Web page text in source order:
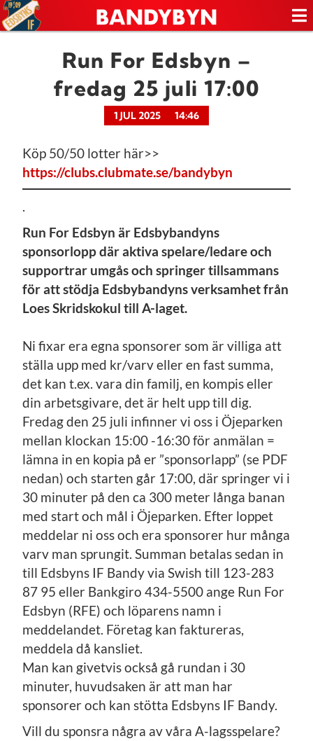
Run For Edsbyn –
fredag 25 juli 17:00
1 JUL 2025 14:46
Köp 50/50 lotter här>>
https://clubs.clubmate.se/bandybyn
.
Run For Edsbyn är Edsbybandyns
sponsorlopp där aktiva spelare/ledare och
supportrar umgås och springer tillsammans
för att stödja Edsbybandyns verksamhet från
Loes Skridskokul till A-laget.
Ni fixar era egna sponsorer som är villiga att
ställa upp med kr/varv eller en fast summa,
det kan t.ex. vara din familj, en kompis eller
din arbetsgivare, det är helt upp till dig.
Fredag den 25 juli infinner vi oss i Öjeparken
mellan klockan 15:00 -16:30 för anmälan =
lämna in en kopia på er ”sponsorlapp” (se PDF
nedan) och starten går 17:00, där springer vi i
30 minuter på den ca 300 meter långa banan
med start och mål i Öjeparken. Efter loppet
meddelar ni oss och era sponsorer hur många
varv man sprungit. Summan betalas sedan in
till Edsbyns IF Bandy via Swish till 123-283
87 95 eller Bankgiro 434-5500 ange Run For
Edsbyn (RFE) och löparens namn i
meddelandet. Företag kan faktureras,
meddela då kansliet.
Man kan givetvis också gå rundan i 30
minuter, huvudsaken är att man har
sponsorer och kan stötta Edsbyns IF Bandy.
Vill du sponsra några av våra A-lagsspelare?